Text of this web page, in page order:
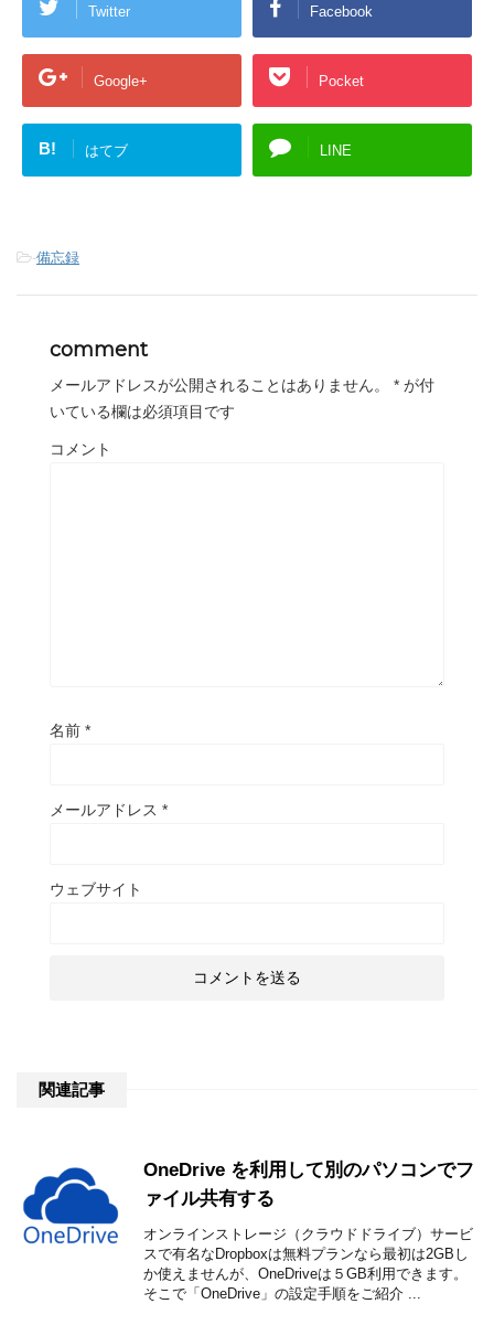
Twitter Facebook
Google+ Pocket
B! はてブ LINE
-備忘録
comment
メールアドレスが公開されることはありません。 * が付
いている欄は必須項目です
コメント
名前 *
メールアドレス *
ウェブサイト
関連記事
OneDrive を利用して別のパソコンでフ
ァイル共有する
オンラインストレージ（クラウドドライブ）サービ
スで有名なDropboxは無料プランなら最初は2GBし
か使えませんが、OneDriveは５GB利用できます。
そこで「OneDrive」の設定手順をご紹介 ...